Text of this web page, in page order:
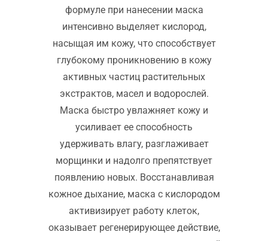
формуле при нанесении маска
интенсивно выделяет кислород,
насыщая им кожу, что способствует
глубокому проникновению в кожу
активных частиц растительных
экстрактов, масел и водорослей.
Маска быстро увлажняет кожу и
усиливает ее способность
удерживать влагу, разглаживает
морщинки и надолго препятствует
появлению новых. Восстанавливая
кожное дыхание, маска с кислородом
активизирует работу клеток,
оказывает регенерирующее действие,